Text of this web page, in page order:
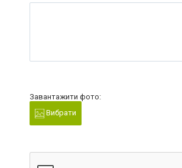
Завантажити фото:
Вибрати